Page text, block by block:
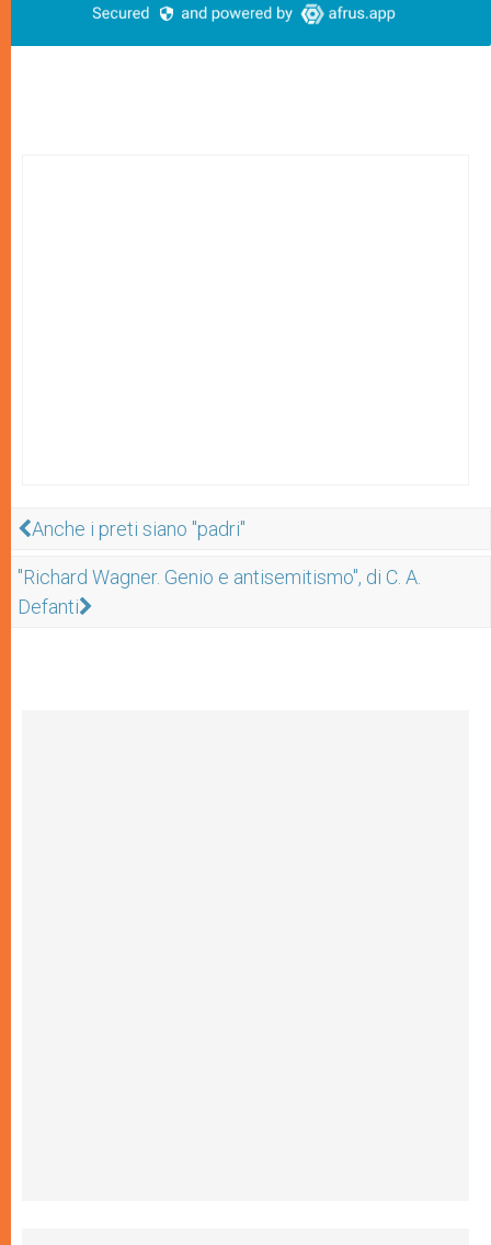
Anche i preti siano "padri"
"Richard Wagner. Genio e antisemitismo", di C. A.
Defanti